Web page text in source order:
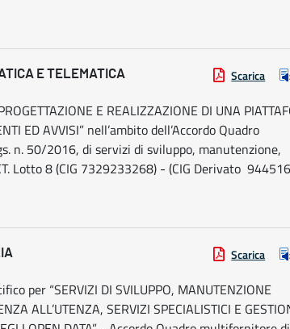
E TELEMATICA Scarica
E REALIZZAZIONE DI UNA
ED AVVISI” nell’ambito dell’Accordo Quadro
n. 50/2016, di servizi di sviluppo, manutenzione,
Lotto 8 (CIG 7329233268) - (CIG Derivato
Scarica
per “SERVIZI DI SVILUPPO, MANUTENZIONE
ALL’UTENZA, SERVIZI SPECIALISTICI E